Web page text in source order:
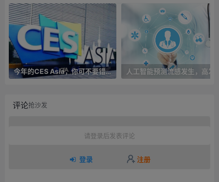
今年的CES Asia，你可不要错过这些自动驾驶看点
评论抢沙发
请登录后发表评论
登录 注册